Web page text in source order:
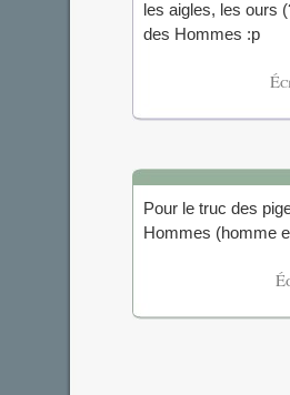
les aigles, les ours
des Hommes :p
Pour le truc des
Hommes (homme